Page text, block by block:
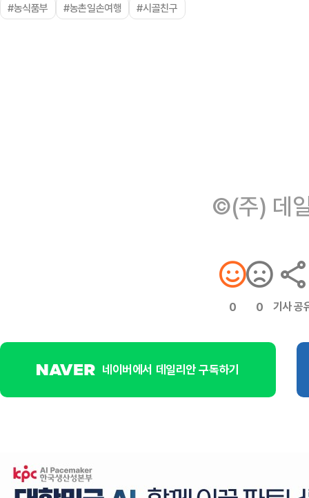
#농식품부 #농촌일손여행 #시골친구
©(주) 데
0 0 기사 공
네이버에서 데일리안 구독하기